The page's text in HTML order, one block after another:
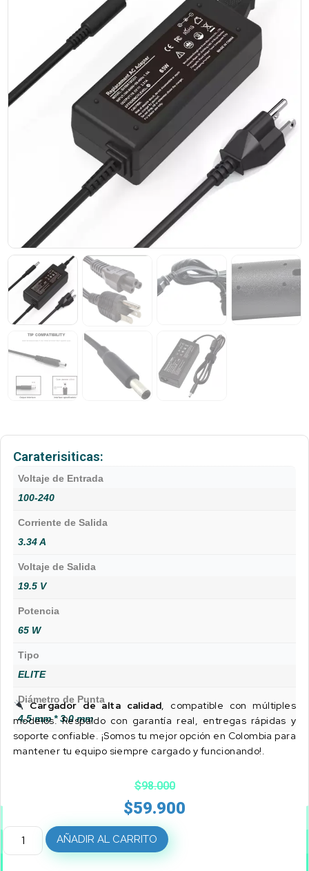
Caraterisiticas:
Voltaje de Entrada
100-240
Corriente de Salida
3.34 A
Voltaje de Salida
19.5 V
Potencia
65 W
Tipo
ELITE
Diámetro de Punta
4.5 mm * 3.0 mm
Cargador de alta calidad, compatible con múltiples
modelos. Respaldo con garantía real, entregas rápidas y
soporte confiable. ¡Somos tu mejor opción en Colombia para
mantener tu equipo siempre cargado y funcionando!.
$98.000
$59.900
AÑADIR AL CARRITO